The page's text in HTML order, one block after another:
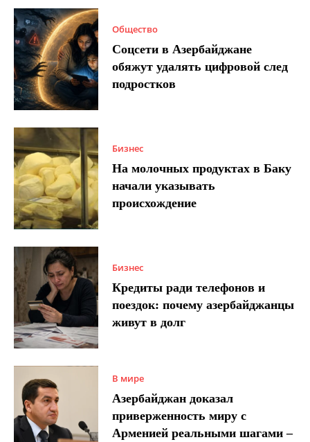
Общество
Соцсети в Азербайджане
обяжут удалять цифровой след
подростков
Бизнес
На молочных продуктах в Баку
начали указывать
происхождение
Бизнес
Кредиты ради телефонов и
поездок: почему азербайджанцы
живут в долг
В мире
Азербайджан доказал
приверженность миру с
Арменией реальными шагами –